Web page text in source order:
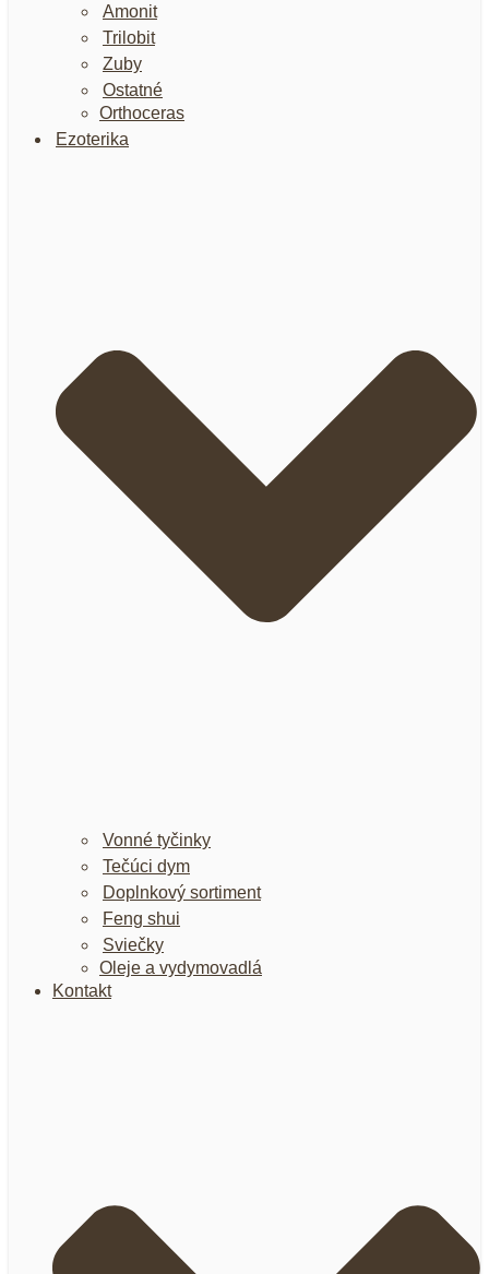
Amonit
Trilobit
Zuby
Ostatné
Orthoceras
Ezoterika
Vonné tyčinky
Tečúci dym
Doplnkový sortiment
Feng shui
Sviečky
Oleje a vydymovadlá
Kontakt